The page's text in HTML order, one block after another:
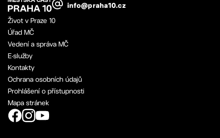
info@praha10.cz
Život v Praze 10
Úřad MČ
Vedení a správa MČ
E-služby
Kontakty
Ochrana osobních údajů
Prohlášení o přístupnosti
Mapa stránek